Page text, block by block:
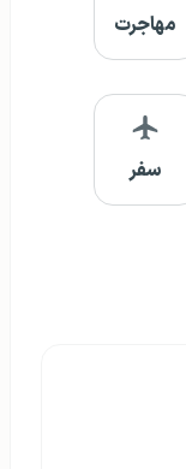
مهاجرت
سفر